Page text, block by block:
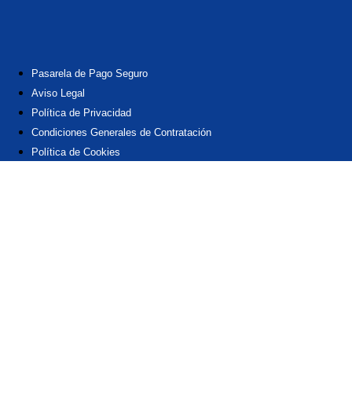
Pasarela de Pago Seguro
Aviso Legal
Política de Privacidad
Condiciones Generales de Contratación
Política de Cookies